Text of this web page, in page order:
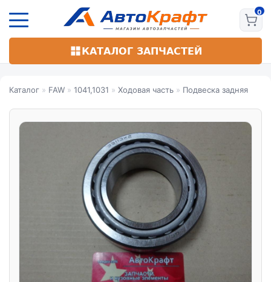
основному
КАТАЛОГ ЗАПЧАСТЕЙ
Каталог » FAW » 1041,1031 » Ходовая часть » Подвеска задняя